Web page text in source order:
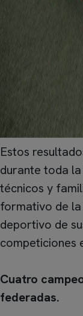
Estos
durante toda
técnicos y
formativo de
deportivo de
competiciones
Cuatro
federadas.